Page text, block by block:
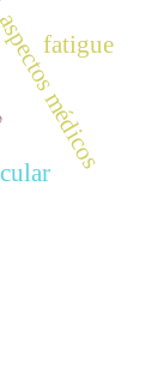
médicos
fatigue